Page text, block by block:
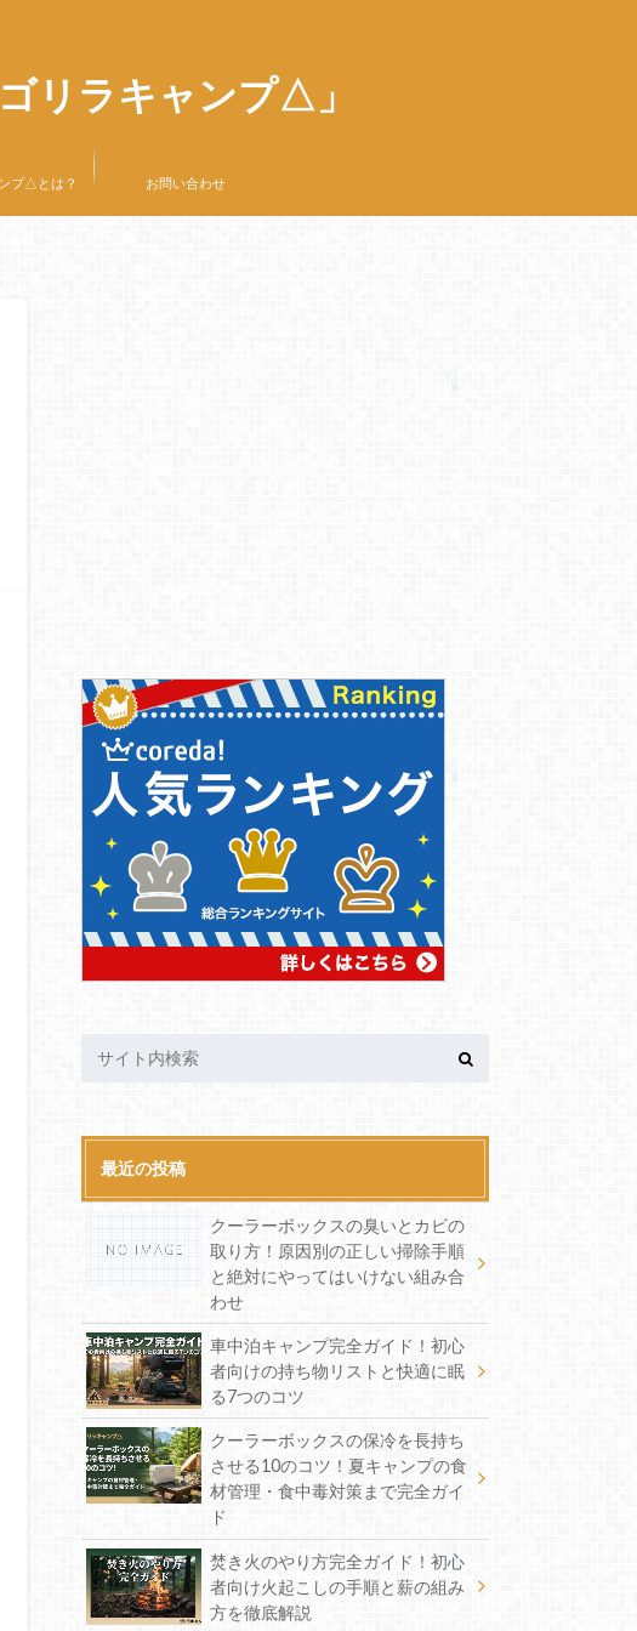
リラキャンプ△」
プ△とは？ お問い合わせ
最近の投稿
クーラーボックスの臭いとカビの
取り方！原因別の正しい掃除手順
と絶対にやってはいけない組み合
わせ
車中泊キャンプ完全ガイド！初心
者向けの持ち物リストと快適に眠
る7つのコツ
クーラーボックスの保冷を長持ち
させる10のコツ！夏キャンプの食
材管理・食中毒対策まで完全ガイ
ド
焚き火のやり方完全ガイド！初心
者向け火起こしの手順と薪の組み
方を徹底解説